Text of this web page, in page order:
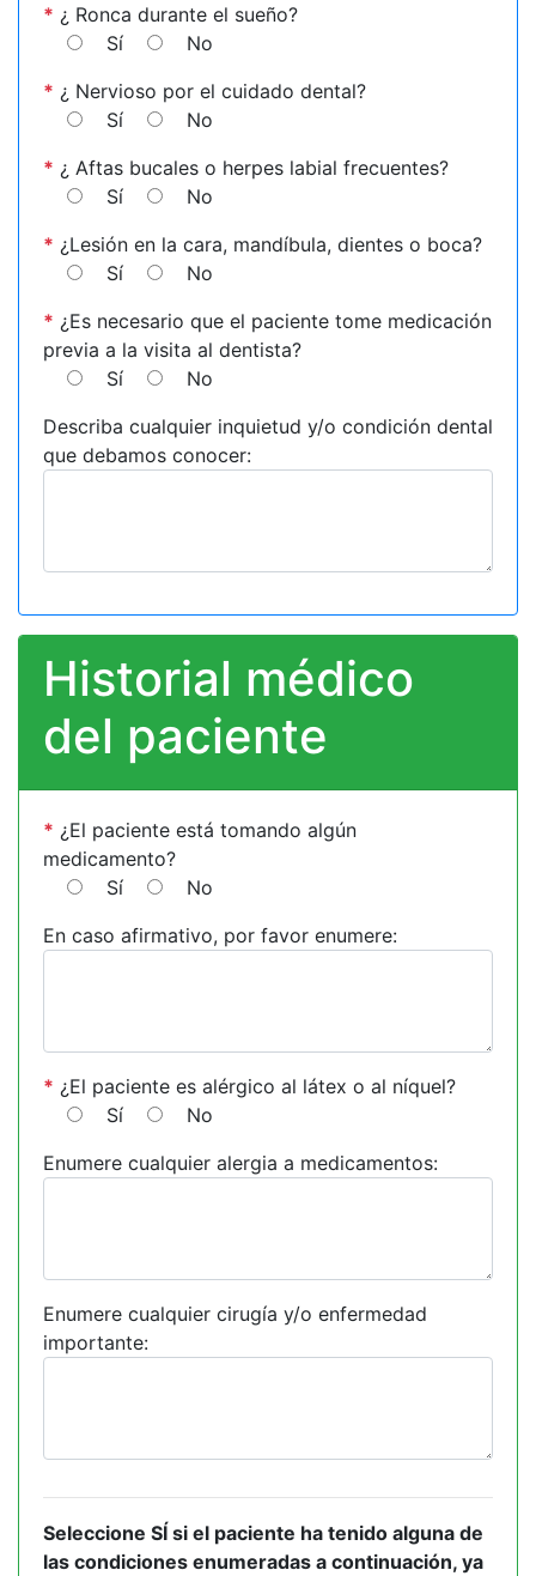
* ¿ Ronca durante el sueño?
Sí
No
* ¿ Nervioso por el cuidado dental?
Sí
No
* ¿ Aftas bucales o herpes labial frecuentes?
Sí
No
* ¿Lesión en la cara, mandíbula, dientes o boca?
Sí
No
* ¿Es necesario que el paciente tome medicación
previa a la visita al dentista?
Sí
No
Describa cualquier inquietud y/o condición dental
que debamos conocer:
Historial médico
del paciente
* ¿El paciente está tomando algún
medicamento?
Sí
No
En caso afirmativo, por favor enumere:
* ¿El paciente es alérgico al látex o al níquel?
Sí
No
Enumere cualquier alergia a medicamentos:
Enumere cualquier cirugía y/o enfermedad
importante:
Seleccione SÍ si el paciente ha tenido alguna de
las condiciones enumeradas a continuación, ya